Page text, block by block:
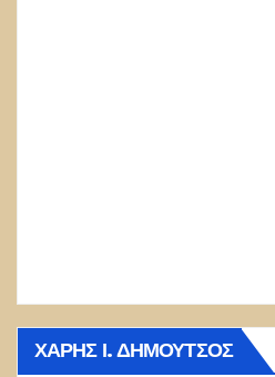
ΧΆΡΗΣ Ι. ΔΗΜΟΎΤΣΟΣ